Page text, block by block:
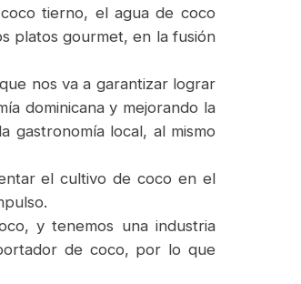
tierno, el agua de coco
platos gourmet, en la fusión
nos va a garantizar lograr
dominicana y mejorando la
gastronomía local, al mismo
el cultivo de coco en el
y tenemos una industria
de coco, por lo que